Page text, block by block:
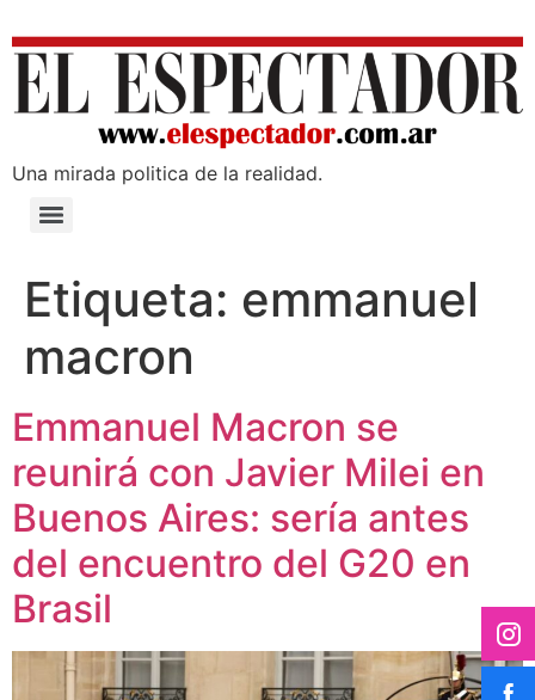
Una mirada poli­tica de la realidad.
Etiqueta: emmanuel
macron
Emmanuel Macron se
reunirá con Javier Milei en
Buenos Aires: sería antes
del encuentro del G20 en
Brasil